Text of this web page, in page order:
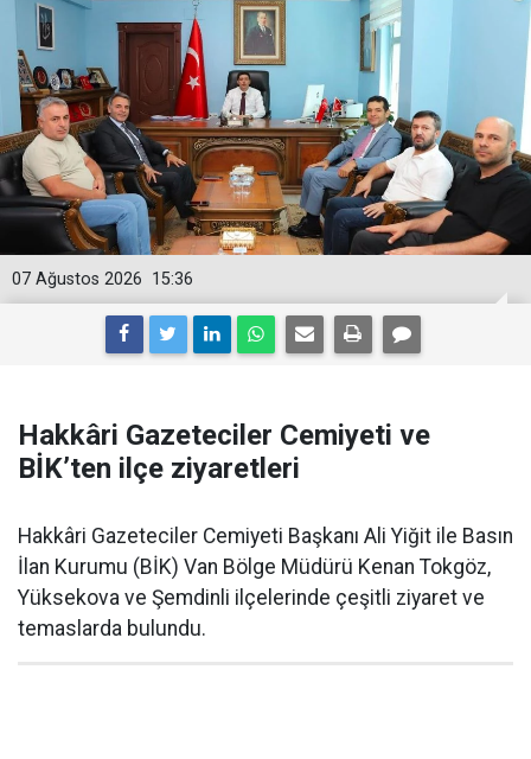
15:36
07 Ağustos 2026
Hakkâri Gazeteciler Cemiyeti ve
BİK’ten ilçe ziyaretleri
Hakkâri Gazeteciler Cemiyeti Başkanı Ali Yiğit ile Basın
İlan Kurumu (BİK) Van Bölge Müdürü Kenan Tokgöz,
Yüksekova ve Şemdinli ilçelerinde çeşitli ziyaret ve
temaslarda bulundu.